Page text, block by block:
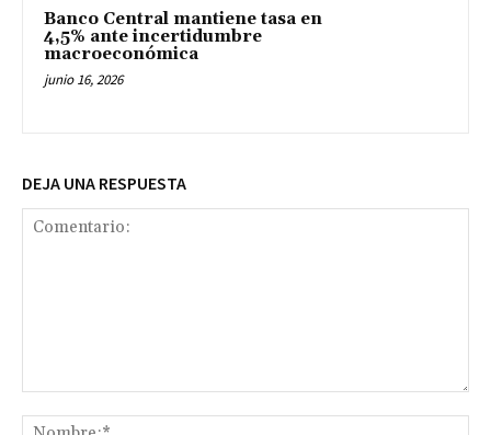
Banco Central mantiene tasa en
4,5% ante incertidumbre
macroeconómica
junio 16, 2026
DEJA UNA RESPUESTA